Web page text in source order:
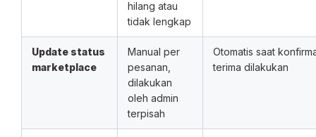
hilang atau
tidak lengkap
Update status
marketplace
Manual per
pesanan,
dilakukan
oleh admin
terpisah
Otomatis saat
terima dilakukan